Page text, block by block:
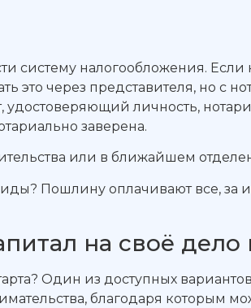
налогообложения.
это через представителя, но с
удостоверяющий личность,
заверена.
или в ближайшем
Пошлину оплачивают все,
на своё
Один из доступных
благодаря которым